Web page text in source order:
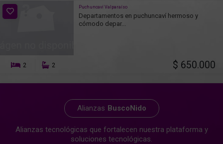
Puchuncaví Valparaíso
Departamentos en puchuncaví hermoso y
cómodo depar...
2 2 $ 650.000
Alianzas BuscoNido
Alianzas tecnológicas que fortalecen nuestra plataforma y
soluciones tecnológicas.